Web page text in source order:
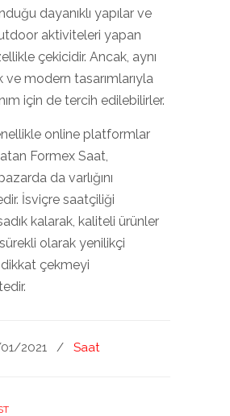
dayanıklı yapılar ve
aktiviteleri yapan
çekicidir. Ancak, aynı
ve modern tasarımlarıyla
için de tercih edilebilirler.
online platformlar
Formex Saat,
da varlığını
İsviçre saatçiliği
kalarak, kaliteli ürünler
olarak yenilikçi
çekmeyi
2021 / Saat